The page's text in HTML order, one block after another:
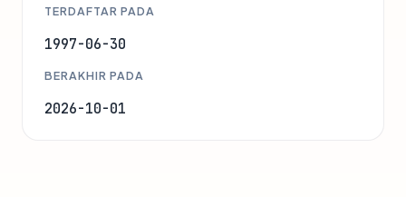
TERDAFTAR PADA
1997-06-30
BERAKHIR PADA
2026-10-01